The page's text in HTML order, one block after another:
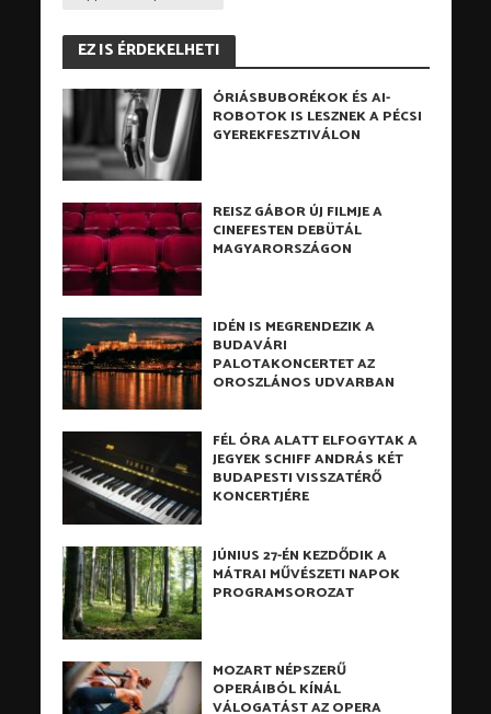
EZ IS ÉRDEKELHETI
ÓRIÁSBUBORÉKOK ÉS AI-
ROBOTOK IS LESZNEK A PÉCSI
GYEREKFESZTIVÁLON
REISZ GÁBOR ÚJ FILMJE A
CINEFESTEN DEBÜTÁL
MAGYARORSZÁGON
IDÉN IS MEGRENDEZIK A
BUDAVÁRI
PALOTAKONCERTET AZ
OROSZLÁNOS UDVARBAN
FÉL ÓRA ALATT ELFOGYTAK A
JEGYEK SCHIFF ANDRÁS KÉT
BUDAPESTI VISSZATÉRŐ
KONCERTJÉRE
JÚNIUS 27-ÉN KEZDŐDIK A
MÁTRAI MŰVÉSZETI NAPOK
PROGRAMSOROZAT
MOZART NÉPSZERŰ
OPERÁIBÓL KÍNÁL
VÁLOGATÁST AZ OPERA